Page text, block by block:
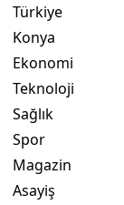
Türkiye
Konya
Ekonomi
Teknoloji
Sağlık
Spor
Magazin
Asayiş